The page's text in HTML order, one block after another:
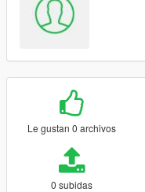
Le gustan 0 archivos
0 subidas